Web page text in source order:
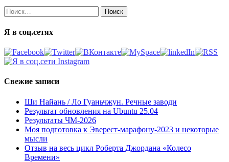
Найти:
Я в соц.сетях
Свежие записи
Ши Найань / Ло Гуаньчжун. Речные заводи
Результат обновления на Ubuntu 25.04
Результаты ЧМ-2026
Моя подготовка к Эверест-марафону-2023 и некоторые
мысли
Отзыв на весь цикл Роберта Джордана «Колесо
Времени»